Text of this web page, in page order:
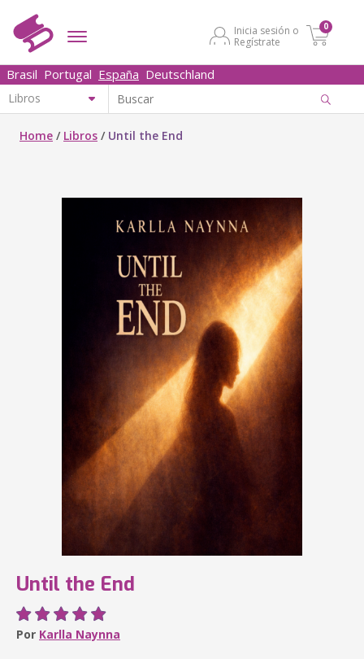
Inicia sesión o
Regístrate
0
Brasil Portugal España Deutschland
Home / Libros / Until the End
Until the End
Por Karlla Naynna